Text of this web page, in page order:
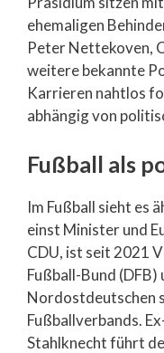
ehemaligen
Peter Nettekoven,
weitere bekannte
Karrieren nahtlos
abhängig von
Fußball als
Im Fußball sieht es
einst Minister und
CDU, ist seit 2021
Fußball-Bund
Nordostdeutschen
Fußballverbands.
Stahlknecht führt